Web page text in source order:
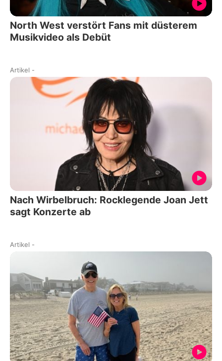
North West verstört Fans mit düsterem
Musikvideo als Debüt
Artikel -
Nach Wirbelbruch: Rocklegende Joan Jett
sagt Konzerte ab
Artikel -